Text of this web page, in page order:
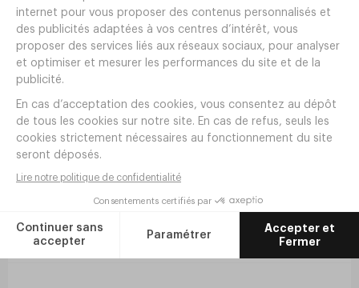
PRIX EN BAISSE
CHAISE NES TERRACOTTA
Réf. AC20T
44,00 € 33,00€ HT
En stock
Livraison offerte dès 190€ HT